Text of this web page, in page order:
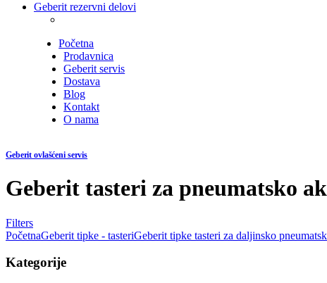
Geberit rezervni delovi
Početna
Prodavnica
Geberit servis
Dostava
Blog
Kontakt
O nama
Geberit ovlašćeni servis
Geberit tasteri za pneumatsko
Filters
PočetnaGeberit tipke - tasteriGeberit tipke tasteri za daljinsko
Kategorije